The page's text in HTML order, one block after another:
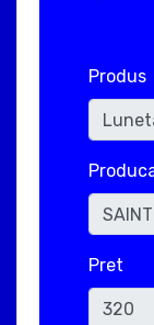
Produs
Pret